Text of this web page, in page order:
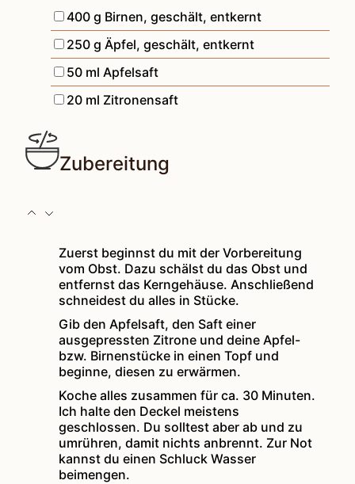
▢
400 g Birnen,geschält, entkernt
▢
250 g Äpfel,geschält, entkernt
▢
50 ml Apfelsaft
▢
20 ml Zitronensaft
Zubereitung
Zuerst beginnst du mit der Vorbereitung
vom Obst. Dazu schälst du das Obst und
entfernst das Kerngehäuse. Anschließend
schneidest du alles in Stücke.
Gib den Apfelsaft, den Saft einer
ausgepressten Zitrone und deine Apfel-
bzw. Birnenstücke in einen Topf und
beginne, diesen zu erwärmen.
Koche alles zusammen für ca. 30 Minuten.
Ich halte den Deckel meistens
geschlossen. Du solltest aber ab und zu
umrühren, damit nichts anbrennt. Zur Not
kannst du einen Schluck Wasser
beimengen.